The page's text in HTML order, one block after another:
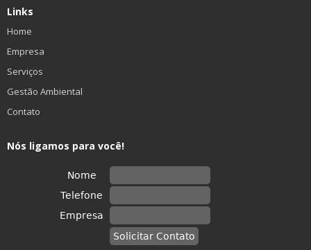
Links
Home
Empresa
Serviços
Gestão Ambiental
Contato
Nós ligamos para você!